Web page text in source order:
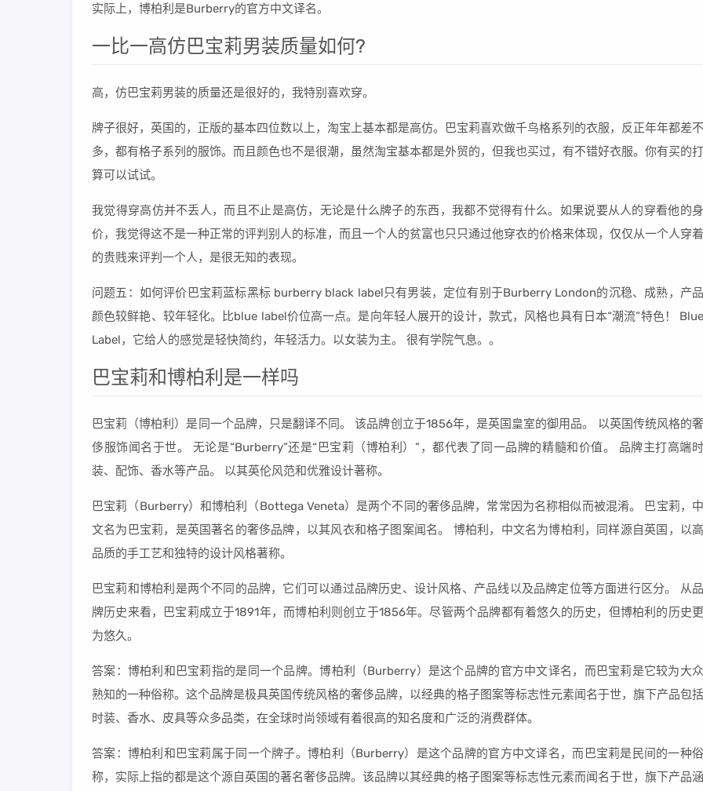
实际上，博柏利是Burberry的官方中文译名。
一比一高仿巴宝莉男装质量如何?
高，仿巴宝莉男装的质量还是很好的，我特别喜欢穿。
牌子很好，英国的，正版的基本四位数以上，淘宝上基本都是高仿。巴宝莉喜欢做千鸟格系列的衣服，反正年年都差不
多，都有格子系列的服饰。而且颜色也不是很潮，虽然淘宝基本都是外贸的，但我也买过，有不错好衣服。你有买的打
算可以试试。
我觉得穿高仿并不丢人，而且不止是高仿，无论是什么牌子的东西，我都不觉得有什么。如果说要从人的穿看他的身
价，我觉得这不是一种正常的评判别人的标准，而且一个人的贫富也只只通过他穿衣的价格来体现，仅仅从一个人穿着
的贵贱来评判一个人，是很无知的表现。
问题五：如何评价巴宝莉蓝标黑标 burberry black label只有男装，定位有别于Burberry London的沉稳、成熟，产品
颜色较鲜艳、较年轻化。比blue label价位高一点。是向年轻人展开的设计，款式，风格也具有日本“潮流”特色！ Blue
Label，它给人的感觉是轻快简约，年轻活力。以女装为主。 很有学院气息。。
巴宝莉和博柏利是一样吗
巴宝莉（博柏利）是同一个品牌，只是翻译不同。 该品牌创立于1856年，是英国皇室的御用品。 以英国传统风格的奢
侈服饰闻名于世。 无论是“Burberry”还是“巴宝莉（博柏利）”，都代表了同一品牌的精髓和价值。 品牌主打高端时
装、配饰、香水等产品。 以其英伦风范和优雅设计著称。
巴宝莉（Burberry）和博柏利（Bottega Veneta）是两个不同的奢侈品牌，常常因为名称相似而被混淆。 巴宝莉，中
文名为巴宝莉，是英国著名的奢侈品牌，以其风衣和格子图案闻名。 博柏利，中文名为博柏利，同样源自英国，以高
品质的手工艺和独特的设计风格著称。
巴宝莉和博柏利是两个不同的品牌，它们可以通过品牌历史、设计风格、产品线以及品牌定位等方面进行区分。 从品
牌历史来看，巴宝莉成立于1891年，而博柏利则创立于1856年。尽管两个品牌都有着悠久的历史，但博柏利的历史更
为悠久。
答案：博柏利和巴宝莉指的是同一个品牌。博柏利（Burberry）是这个品牌的官方中文译名，而巴宝莉是它较为大众
熟知的一种俗称。这个品牌是极具英国传统风格的奢侈品牌，以经典的格子图案等标志性元素闻名于世，旗下产品包括
时装、香水、皮具等众多品类，在全球时尚领域有着很高的知名度和广泛的消费群体。
答案：博柏利和巴宝莉属于同一个牌子。博柏利（Burberry）是这个品牌的官方中文译名，而巴宝莉是民间的一种俗
称，实际上指的都是这个源自英国的著名奢侈品牌。该品牌以其经典的格子图案等标志性元素而闻名于世，旗下产品涵